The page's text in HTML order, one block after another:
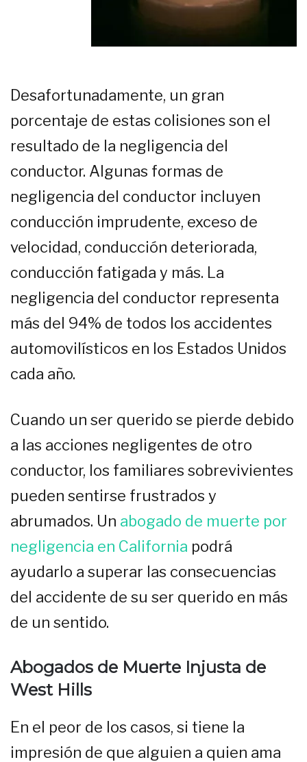
Desafortunadamente, un gran
porcentaje de estas colisiones son el
resultado de la negligencia del
conductor. Algunas formas de
negligencia del conductor incluyen
conducción imprudente, exceso de
velocidad, conducción deteriorada,
conducción fatigada y más. La
negligencia del conductor representa
más del 94% de todos los accidentes
automovilísticos en los Estados Unidos
cada año.
Cuando un ser querido se pierde debido
a las acciones negligentes de otro
conductor, los familiares sobrevivientes
pueden sentirse frustrados y
abrumados. Un abogado de muerte por
negligencia en California podrá
ayudarlo a superar las consecuencias
del accidente de su ser querido en más
de un sentido.
Abogados de Muerte Injusta de
West Hills
En el peor de los casos, si tiene la
impresión de que alguien a quien ama